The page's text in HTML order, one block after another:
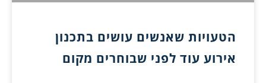
הטעויות שאנשים עושים בתכנון
אירוע עוד לפני שבוחרים מקום